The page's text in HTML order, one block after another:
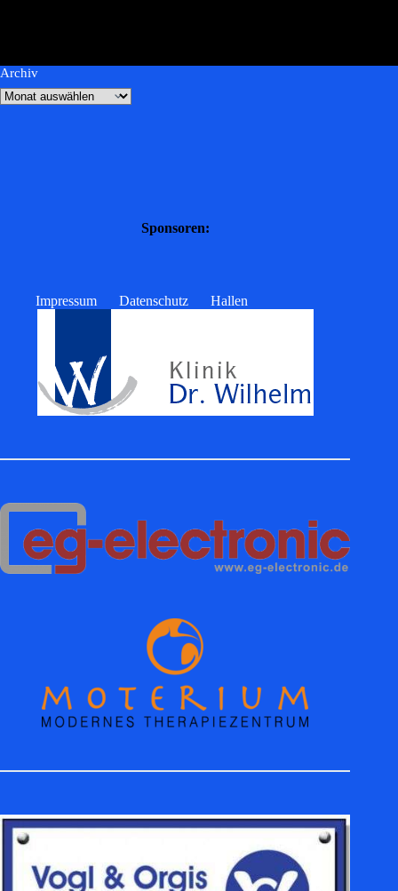
Archiv
Sponsoren:
Impressum Datenschutz Hallen